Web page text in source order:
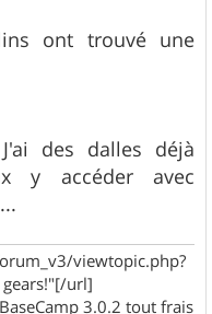
ont trouvé une
des dalles déjà
y accéder avec
viewtopic.php?
url]
3.0.2 tout frais